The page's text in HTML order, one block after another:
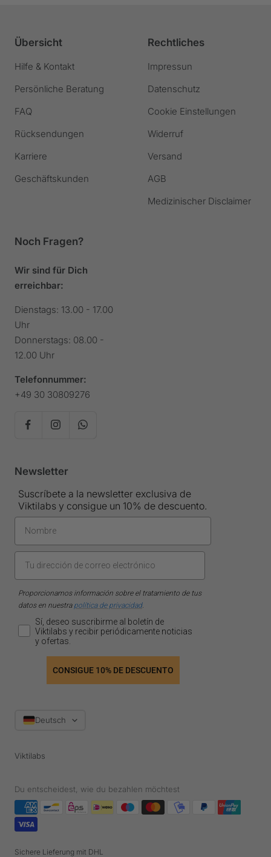
Übersicht
Hilfe & Kontakt
Persönliche Beratung
FAQ
Rücksendungen
Karriere
Geschäftskunden
Rechtliches
Impressun
Datenschutz
Cookie Einstellungen
Widerruf
Versand
AGB
Medizinischer Disclaimer
Noch Fragen?
Wir sind für Dich
erreichbar:
Dienstags: 13.00 - 17.00
Uhr
Donnerstags: 08.00 -
12.00 Uhr
Telefonnummer:
+49 30 30809276
Newsletter
Suscríbete a la newsletter exclusiva de
Viktilabs y consigue un 10% de descuento.
Proporcionamos información sobre el tratamiento de tus
datos en nuestra política de privacidad.
Sí, deseo suscribirme al boletín de
Viktilabs y recibir periódicamente noticias
y ofertas.
CONSIGUE 10% DE DESCUENTO
SpracheDeutsch
Viktilabs
Du entscheidest, wie du bezahlen möchtest
Sichere Lieferung mit DHL